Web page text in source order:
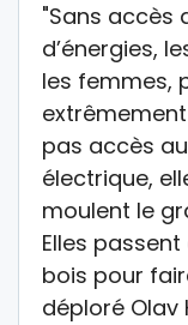
"Sans accès
d’énergies,
les femmes,
pas accès
électrique,
moulent le
Elles
bois pour
déploré Olav